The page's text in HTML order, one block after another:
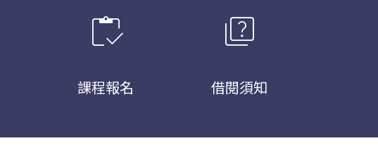
inventory
課程報名
quiz
借閱須知